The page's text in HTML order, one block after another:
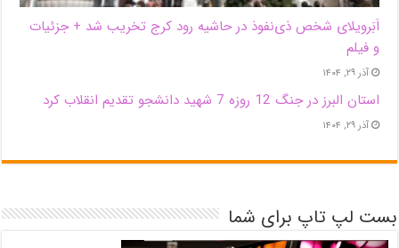
اَبَر‌ویلای شخص ذی‌نفوذ در حاشیه‌ رود کرج تخریب شد + جزئیات
و فیلم
آذر ۲۹, ۱۴۰۴
استان البرز در جنگ 12 روزه 7 شهید دانشجو تقدیم انقلاب کرد
آذر ۲۹, ۱۴۰۴
بست لپ تاپ برای شما